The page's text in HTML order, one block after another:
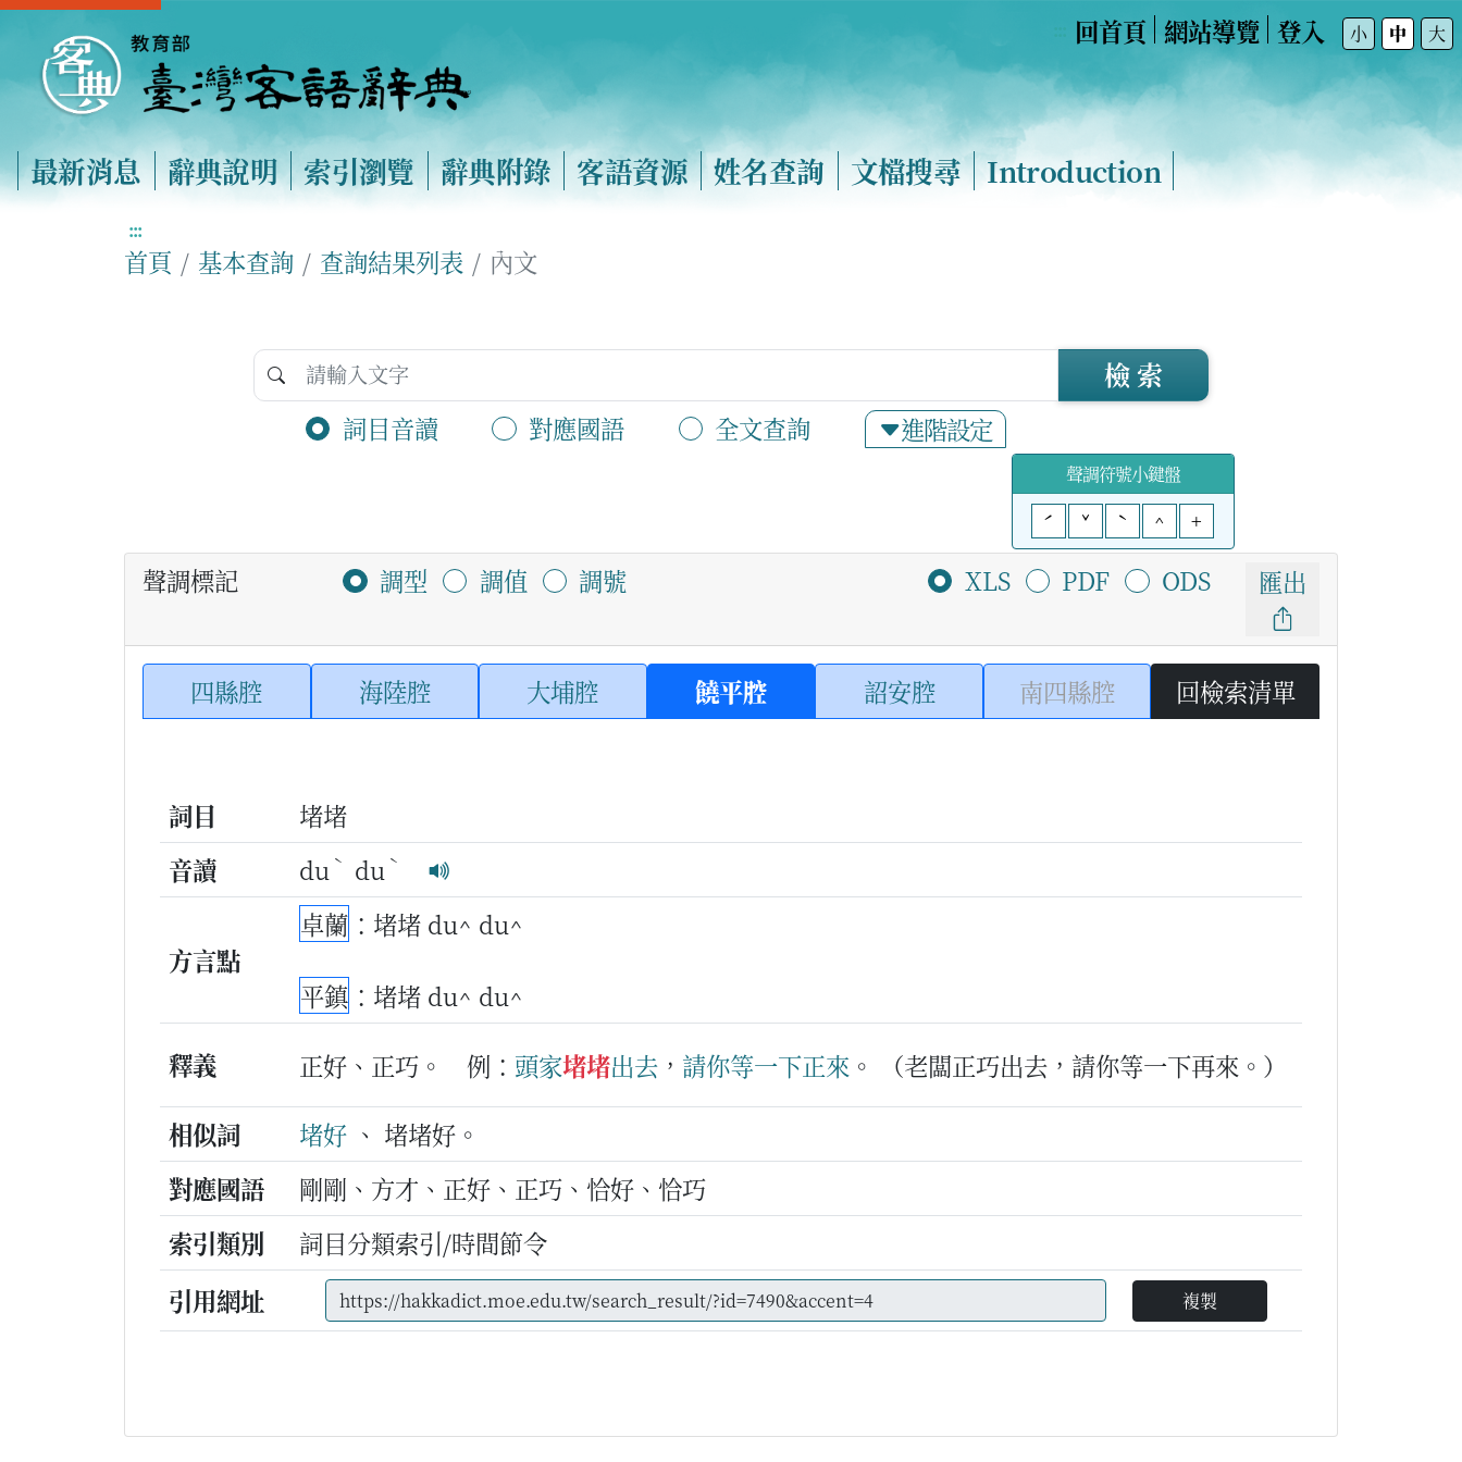
回首頁 網站導覽 登入 小 中 大
最新消息 辭典說明 索引瀏覽 辭典附錄 客語資源 姓名查詢 文檔搜尋 Introduction
:::
首頁 基本查詢 查詢結果列表 內文
詞目音讀 對應國語 全文查詢 進階設定
檢 索
聲調符號小鍵盤
ˊ
ˇ ˋ ^ +
聲調標記 調型 調值 調號 XLS PDF ODS 匯出
四縣腔 海陸腔 大埔腔 饒平腔 詔安腔 南四縣腔 回檢索清單
詞目
堵堵
音讀
du ˋ du ˋ
方言點
卓蘭 ：堵堵 du^ du^
平鎮 ：堵堵 du^ du^
釋義
正好、正巧。 例： 頭家堵堵出去 ， 請你等一下正來 。
（老闆正巧出去，請你等一下再來。）
相似詞
堵好 、 堵堵好。
對應國語
剛剛、方才、正好、正巧、恰好、恰巧
索引類別
詞目分類索引/時間節令
引用網址
複製